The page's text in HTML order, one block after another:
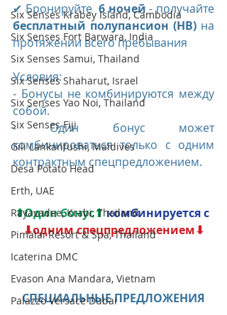
Six Senses Krabey Island, Cambodia
Six Senses Fort Barwara, India
Six Senses Samui, Thailand
Six Senses Shaharut, Israel
Six Senses Yao Noi, Thailand
Six Senses Fiji
Gili Lankanfushi, Maldives
Desa Potato Head
Erth, UAE
Rayavadee, Krabi, Thailand
Pimalai Resort & Spa, Thailand
Icaterina DMC
Evason Ana Mandara, Vietnam
Palazzo Versace Dubai
✔ Бронируйте 6 ночей
бесплатный полупансион (HB) на
протяжении всего пребывания
Условия:
- Бонусы не комбинируются между
собой.
- Один бонус может
комбинироваться только с одним
контрактным спецпредложением.
⬆​Один бонус⬆ комбинируется с
⬇одним спецпредложением⬇
СПЕЦИАЛЬНЫЕ ПРЕДЛОЖЕНИЯ